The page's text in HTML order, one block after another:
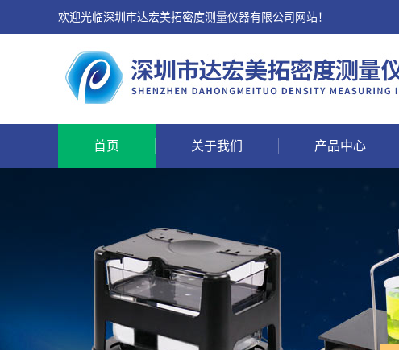
欢迎光临深圳市达宏美拓密度测量仪器有限公司网站！
首页 关于我们 产品中心